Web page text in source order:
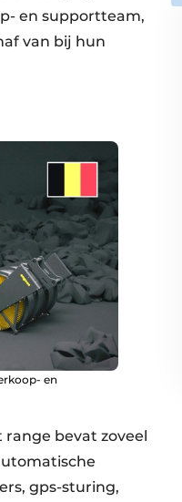
en supportteam,
van bij hun
en
bevat zoveel
gps-sturing,